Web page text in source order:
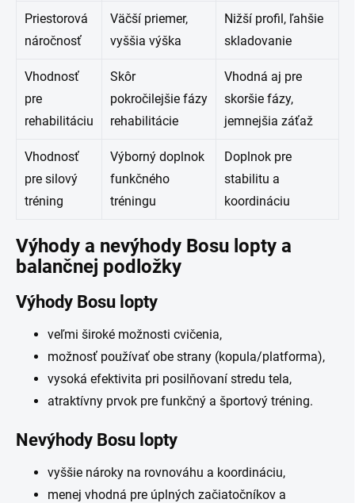
Priestorová
náročnosť
Väčší priemer,
vyššia výška
Nižší profil, ľahšie
skladovanie
Vhodnosť
pre
rehabilitáciu
Skôr
pokročilejšie fázy
rehabilitácie
Vhodná aj pre
skoršie fázy,
jemnejšia záťaž
Vhodnosť
pre silový
tréning
Výborný doplnok
funkčného
tréningu
Doplnok pre
stabilitu a
koordináciu
Výhody a nevýhody Bosu lopty a
balančnej podložky
Výhody Bosu lopty
veľmi široké možnosti cvičenia,
možnosť používať obe strany (kopula/platforma),
vysoká efektivita pri posilňovaní stredu tela,
atraktívny prvok pre funkčný a športový tréning.
Nevýhody Bosu lopty
vyššie nároky na rovnováhu a koordináciu,
menej vhodná pre úplných začiatočníkov a